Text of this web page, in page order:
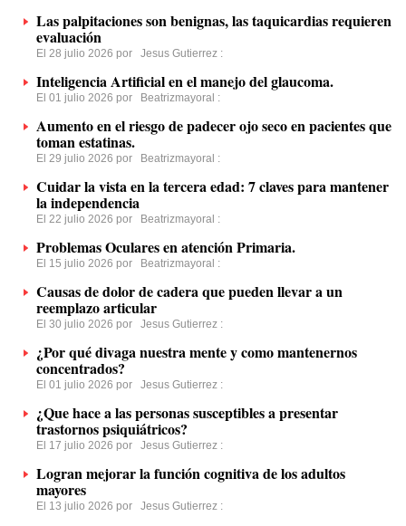
Las palpitaciones son benignas, las taquicardias requieren
evaluación
El 28 julio 2026 por Jesus Gutierrez :
Inteligencia Artificial en el manejo del glaucoma.
El 01 julio 2026 por Beatrizmayoral :
Aumento en el riesgo de padecer ojo seco en pacientes que
toman estatinas.
El 29 julio 2026 por Beatrizmayoral :
Cuidar la vista en la tercera edad: 7 claves para mantener
la independencia
El 22 julio 2026 por Beatrizmayoral :
Problemas Oculares en atención Primaria.
El 15 julio 2026 por Beatrizmayoral :
Causas de dolor de cadera que pueden llevar a un
reemplazo articular
El 30 julio 2026 por Jesus Gutierrez :
¿Por qué divaga nuestra mente y como mantenernos
concentrados?
El 01 julio 2026 por Jesus Gutierrez :
¿Que hace a las personas susceptibles a presentar
trastornos psiquiátricos?
El 17 julio 2026 por Jesus Gutierrez :
Logran mejorar la función cognitiva de los adultos
mayores
El 13 julio 2026 por Jesus Gutierrez :